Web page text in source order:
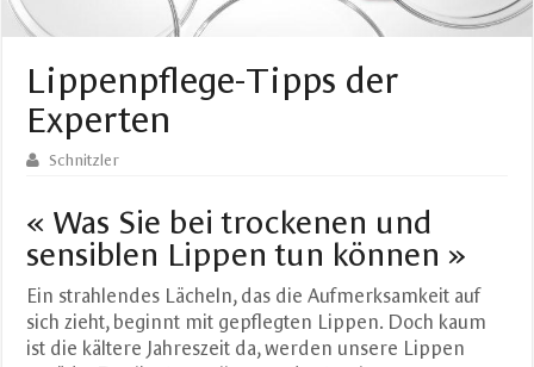
Lippenpflege-Tipps der
Experten
Schnitzler
« Was Sie bei trockenen und
sensiblen Lippen tun können »
Ein strahlendes Lächeln, das die Aufmerksamkeit auf
sich zieht, beginnt mit gepflegten Lippen. Doch kaum
ist die kältere Jahreszeit da, werden unsere Lippen